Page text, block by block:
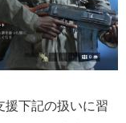
援下記の扱いに習